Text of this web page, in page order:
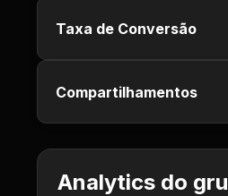
Taxa de Conversão
Compartilhamentos
Analytics do